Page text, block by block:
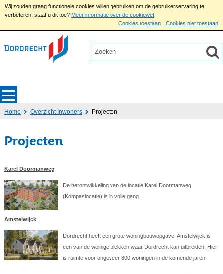
Wij zouden graag functionele cookies willen gebruiken om de gebruikerservaring te
verbeteren, staat u dit toe? Meer informatie over de cookiewet
Cookies toestaan
Cookies niet toestaan
Home Overzicht Inwoners Projecten
Projecten
Karel Doormanweg
De herontwikkeling van de locatie Karel Doormanweg
(Kompaslocatie) is in volle gang.
Amstelwijck
Dordrecht heeft een grote woningbouwopgave. Amstelwijck is
een van de weinige plekken waar Dordrecht kan uitbreiden. Hier
is ruimte voor ongeveer 800 woningen in de komende jaren.